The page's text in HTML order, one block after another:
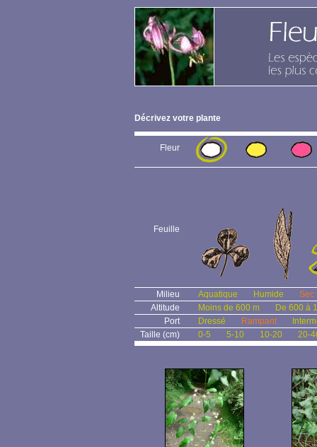
Décrivez votre plante
Fleur
Feuille
Milieu Aquatique Humide
Sec
Altitude
Moins de 600 m
De 600 à
Port
Dressé Rampant
Taille (cm)
0-5 5-10 10-20 20-